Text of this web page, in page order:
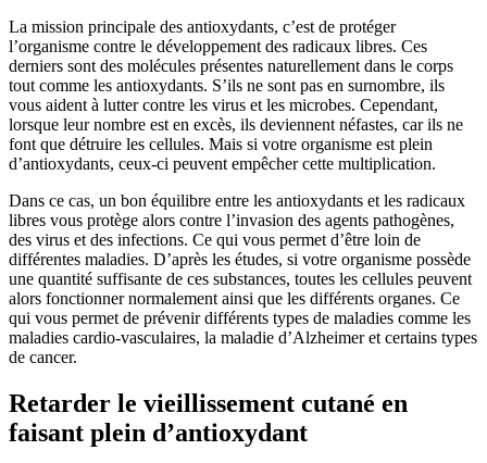
La mission principale des antioxydants, c’est de protéger
l’organisme contre le développement des radicaux libres. Ces
derniers sont des molécules présentes naturellement dans le corps
tout comme les antioxydants. S’ils ne sont pas en surnombre, ils
vous aident à lutter contre les virus et les microbes. Cependant,
lorsque leur nombre est en excès, ils deviennent néfastes, car ils ne
font que détruire les cellules. Mais si votre organisme est plein
d’antioxydants, ceux-ci peuvent empêcher cette multiplication.
Dans ce cas, un bon équilibre entre les antioxydants et les radicaux
libres vous protège alors contre l’invasion des agents pathogènes,
des virus et des infections. Ce qui vous permet d’être loin de
différentes maladies. D’après les études, si votre organisme possède
une quantité suffisante de ces substances, toutes les cellules peuvent
alors fonctionner normalement ainsi que les différents organes. Ce
qui vous permet de prévenir différents types de maladies comme les
maladies cardio-vasculaires, la maladie d’Alzheimer et certains types
de cancer.
Retarder le vieillissement cutané en
faisant plein d’antioxydant